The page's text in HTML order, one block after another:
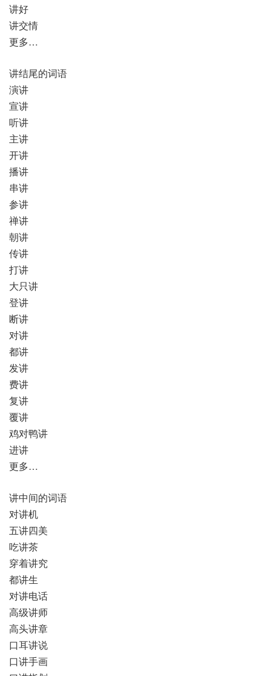
讲好
讲交情
更多…
讲结尾的词语
演讲
宣讲
听讲
主讲
开讲
播讲
串讲
参讲
禅讲
朝讲
传讲
打讲
大只讲
登讲
断讲
对讲
都讲
发讲
费讲
复讲
覆讲
鸡对鸭讲
进讲
更多…
讲中间的词语
对讲机
五讲四美
吃讲茶
穿着讲究
都讲生
对讲电话
高级讲师
高头讲章
口耳讲说
口讲手画